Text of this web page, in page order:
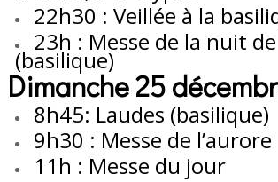
22h30 : Veillée à la
23h : Messe de la nuit
(basilique)
Dimanche 25
8h45: Laudes (basilique)
9h30 : Messe de l’aurore
11h : Messe du jour